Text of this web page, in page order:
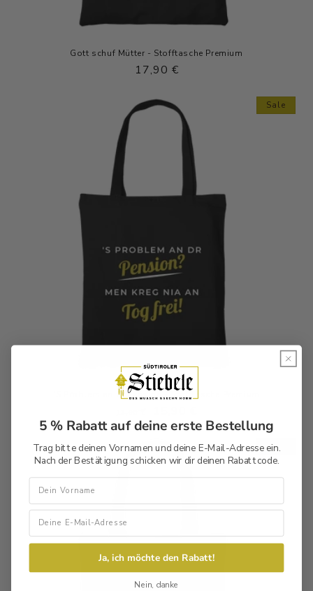
Gott schuf Mütter - Stofftasche Premium
Normaler
17,90 €
Sale
'S Problem an dr Pension - Stofftasche Premium
Preis
Sale
5 % Rabatt auf deine erste Bestellung
Trag bitte deinen Vornamen und deine E-Mail-Adresse ein.
Nach der Bestätigung schicken wir dir deinen Rabattcode.
Vorname
Ja, ich möchte den Rabatt!
Nein, danke